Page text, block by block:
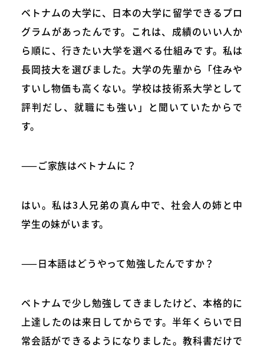
ベトナムの大学に、日本の大学に留学できるプロ
グラムがあったんです。これは、成績のいい人か
ら順に、行きたい大学を選べる仕組みです。私は
長岡技大を選びました。大学の先輩から「住みや
すいし物価も高くない。学校は技術系大学として
評判だし、就職にも強い」と聞いていたからで
す。
——ご家族はベトナムに？
はい。私は3人兄弟の真ん中で、社会人の姉と中
学生の妹がいます。
——日本語はどうやって勉強したんですか？
ベトナムで少し勉強してきましたけど、本格的に
上達したのは来日してからです。半年くらいで日
常会話ができるようになりました。教科書だけで